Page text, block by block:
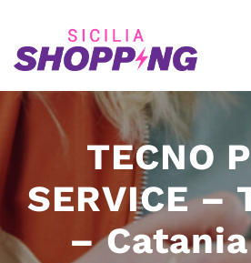
TECNO
SERVICE –
–